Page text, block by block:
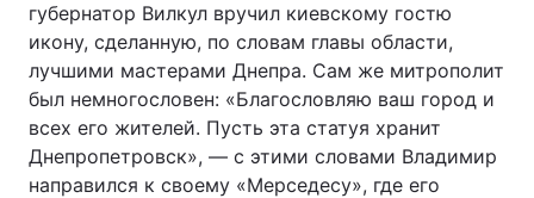
губернатор Вилкул вручил киевскому гостю
икону, сделанную, по словам главы области,
лучшими мастерами Днепра. Сам же митрополит
был немногословен: «Благословляю ваш город и
всех его жителей. Пусть эта статуя хранит
Днепропетровск», — с этими словами Владимир
направился к своему «Мерседесу», где его